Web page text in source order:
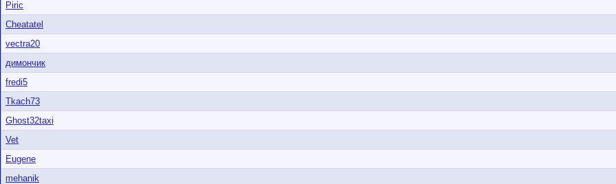
Piric
Cheatatel
vectra20
димончик
fredi5
Tkach73
Ghost32taxi
Vet
Eugene
mehanik